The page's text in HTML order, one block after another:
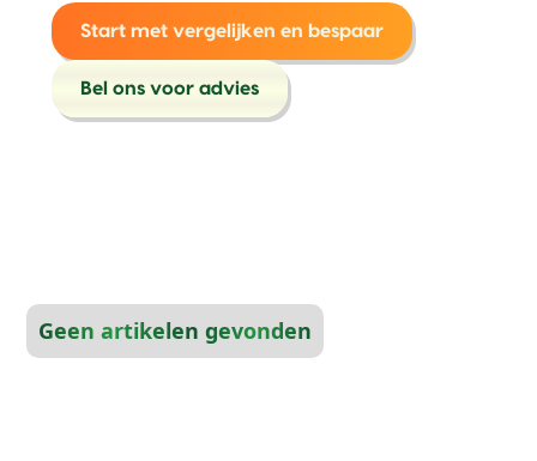
Start met vergelijken en bespaar
Bel ons voor advies
Geen artikelen gevonden